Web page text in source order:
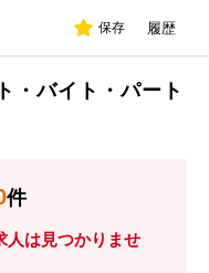
保存 履歴
・バイト・パート
件
人は見つかりませ